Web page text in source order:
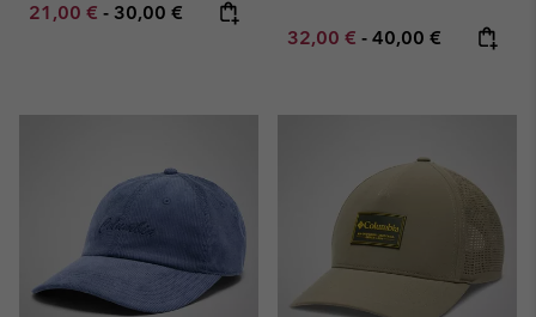
Minimum sale price:
21,00 € - Maximum price:
30,00 €
Minimum sale price:
32,00 € - Maximum price:
40,00 €